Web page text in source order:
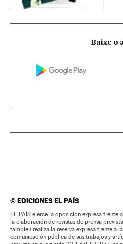
Baixe o
©EDICIONES EL PAÍS
EL PAÍS ejerce la oposición expresa frente
la elaboración de revistas de prensa
también realiza la reserva expresa frente a
comunicación pública de sus trabajos y